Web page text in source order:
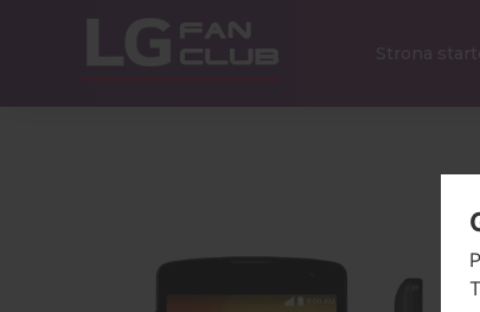
Strona